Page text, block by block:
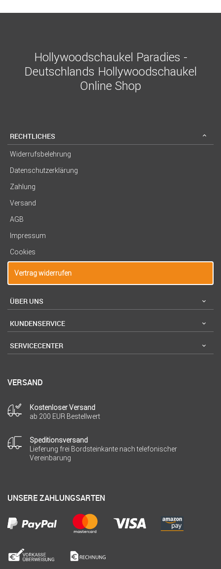
Hollywoodschaukel Paradies -
Deutschlands Hollywoodschaukel
Online Shop
RECHTLICHES
Widerrufsbelehrung
Datenschutzerklärung
Zahlung
Versand
AGB
Impressum
Cookies
Vertrag widerrufen
ÜBER UNS
KUNDENSERVICE
SERVICECENTER
VERSAND
Kostenloser Versand
ab 200 EUR Bestellwert
Speditionsversand
Lieferung frei Bordsteinkante nach telefonischer
Vereinbarung
UNSERE ZAHLUNGSARTEN